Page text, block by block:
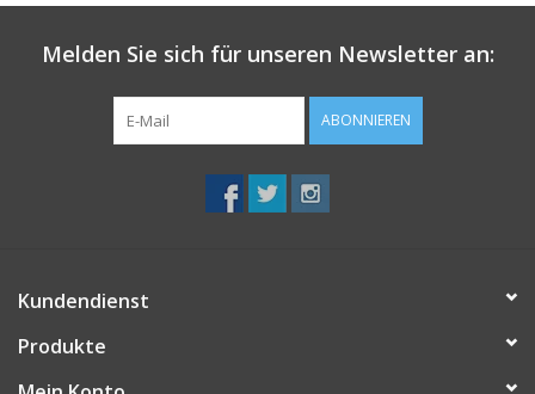
Melden Sie sich für unseren Newsletter an:
ABONNIEREN
Kundendienst
Produkte